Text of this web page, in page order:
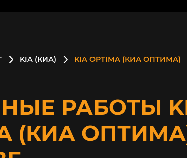
KIA (КИА) KIA OPTIMA (КИА ОПТИМА)
РАБОТЫ
(КИА